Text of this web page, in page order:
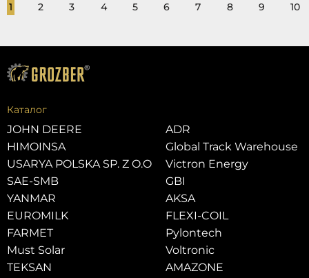
1 2 3 4 5 6 7 8 9 10
Каталог
JOHN DEERE
HIMOINSA
USARYA POLSKA SP. Z O.O
SAE-SMB
YANMAR
EUROMILK
FARMET
Must Solar
TEKSAN
ADR
Global Track Warehouse
Victron Energy
GBI
AKSA
FLEXI-COIL
Pylontech
Voltronic
AMAZONE